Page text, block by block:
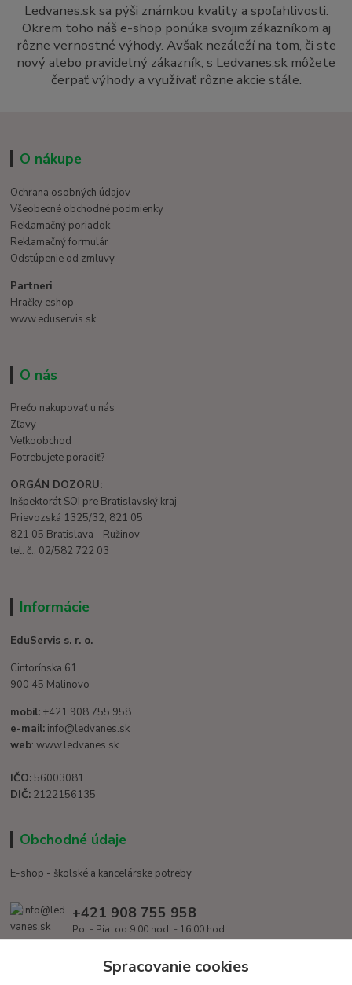
Ledvanes.sk sa pýši známkou kvality a spoľahlivosti.
Okrem toho náš e-shop ponúka svojim zákazníkom aj
rôzne vernostné výhody. Avšak nezáleží na tom, či ste
nový alebo pravidelný zákazník, s Ledvanes.sk môžete
čerpať výhody a využívať rôzne akcie stále.
O nákupe
Ochrana osobných údajov
Všeobecné obchodné podmienky
Reklamačný poriadok
Reklamačný formulár
Odstúpenie od zmluvy
Partneri
Hračky eshop
www.eduservis.sk
O nás
Prečo nakupovať u nás
Zľavy
Veľkoobchod
Potrebujete poradiť?
ORGÁN DOZORU:
Inšpektorát SOI pre Bratislavský kraj
Prievozská 1325/32, 821 05
821 05 Bratislava - Ružinov
tel. č.: 02/582 722 03
Informácie
EduServis s. r. o.
Cintorínska 61
900 45 Malinovo
mobil: +421 908 755 958
e-mail: info@ledvanes.sk
web: www.ledvanes.sk
IČO: 56003081
DIČ: 2122156135
Obchodné údaje
E-shop - školské a kancelárske potreby
+421 908 755 958
Po. - Pia. od 9:00 hod. - 16:00 hod.
info@ledvanes.skSpracovanie cookies